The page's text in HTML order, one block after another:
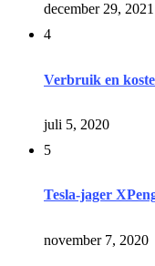
december 29, 2021
4
Verbruik en
juli 5, 2020
5
Tesla-jager
november 7, 2020